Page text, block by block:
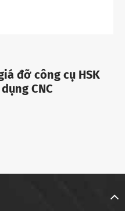
đỡ công cụ HSK
CNC